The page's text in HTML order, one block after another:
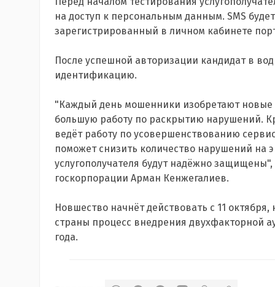
на доступ к персональным данным. SMS
зарегистрированный в личном кабинете
После успешной авторизации кандидат в
идентификацию.
"Каждый день мошенники изобретают
большую работу по раскрытию нарушений.
ведёт работу по усовершенствованию
поможет снизить количество нарушений на
услугополучателя будут надёжно
госкорпорации Арман Кенжегалиев.
Новшество начнёт действовать с 11
страны процесс внедрения двухфакторной
года.